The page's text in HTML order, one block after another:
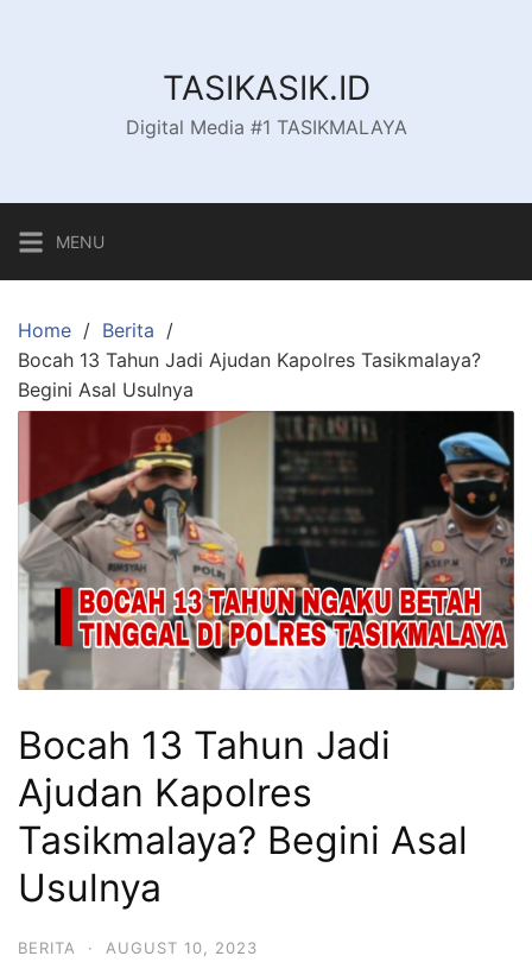
TASIKASIK.ID
Digital Media #1 TASIKMALAYA
MENU
Home
Berita
Bocah 13 Tahun Jadi Ajudan Kapolres Tasikmalaya?
Begini Asal Usulnya
Bocah 13 Tahun Jadi
Ajudan Kapolres
Tasikmalaya? Begini Asal
Usulnya
BERITA · AUGUST 10, 2023